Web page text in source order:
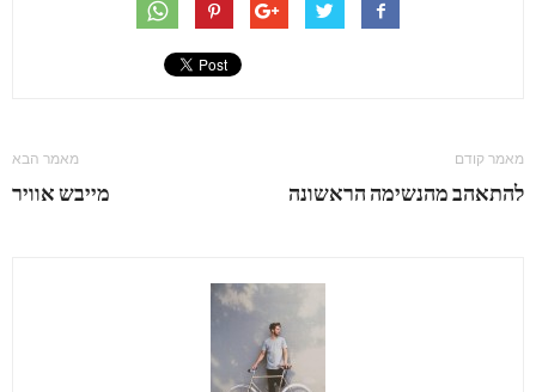
מאמר קודם
להתאהב מהנשימה הראשונה
מאמר הבא
מייבש אוויר